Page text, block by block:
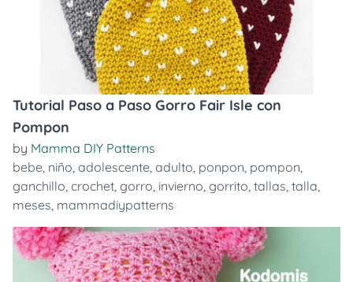
Tutorial Paso a Paso Gorro Fair Isle con
Pompon
by Mamma DIY Patterns
bebe, niño, adolescente, adulto, ponpon, pompon,
ganchillo, crochet, gorro, invierno, gorrito, tallas, talla,
meses, mammadiypatterns